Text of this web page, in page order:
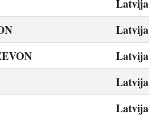
Latvija
Latvija
Latvija
Latvija
Latvija